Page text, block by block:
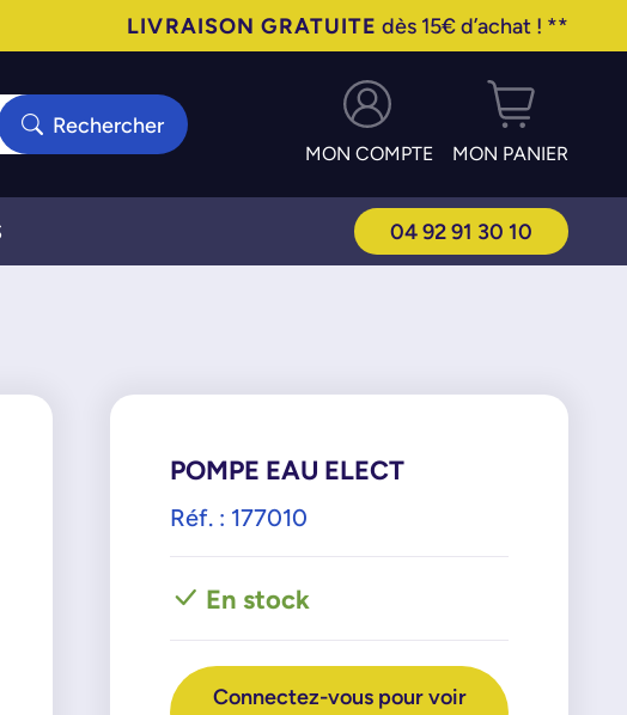
LIVRAISON GRATUITE dès 15€ d’achat ! **
Rechercher
MON COMPTE MON PANIER
04 92 91 30 10
POMPE EAU ELECT
Réf. : 177010
En stock
Connectez-vous pour voir